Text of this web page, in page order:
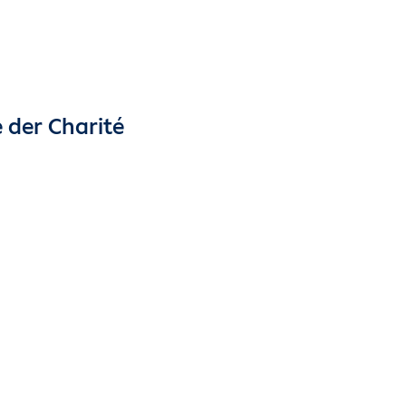
der Charité